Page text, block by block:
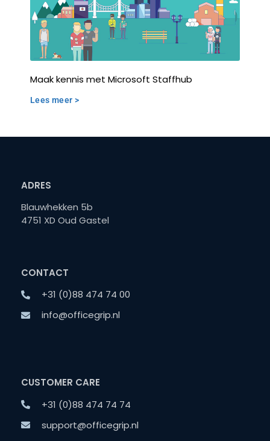
Maak kennis met Microsoft Staffhub
Lees meer >
ADRES
Blauwhekken 5b
4751 XD Oud Gastel
CONTACT
+31 (0)88 474 74 00
info@officegrip.nl
CUSTOMER CARE
+31 (0)88 474 74 74
support@officegrip.nl